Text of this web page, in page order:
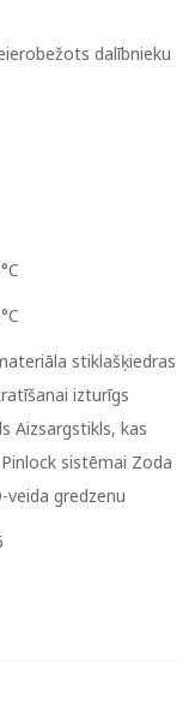
dalībnieku
stiklašķiedras
izturīgs
Aizsargstikls, kas
sistēmai Zoda
veida gredzenu